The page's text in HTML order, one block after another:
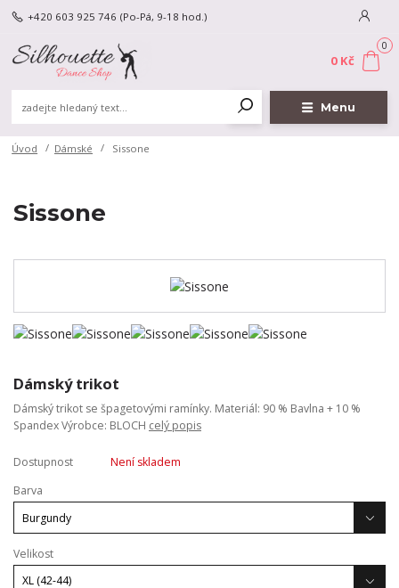
Menu
+420 603 925 746 (Po-Pá, 9-18 hod.)
0
0 Kč
Úvod Dámské Sissone
Sissone
Dámský trikot
Dámský trikot se špagetovými ramínky. Materiál: 90 % Bavlna + 10 %
Spandex Výrobce: BLOCH celý popis
Dostupnost
Není skladem
Barva
Velikost